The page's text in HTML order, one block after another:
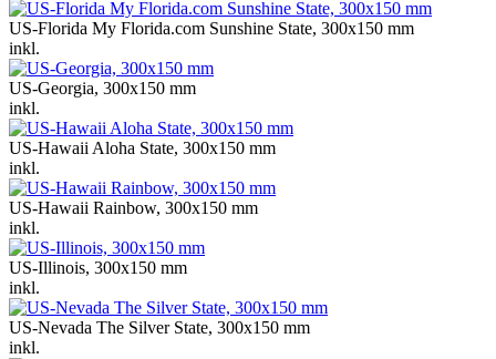
US-Florida My Florida.com Sunshine State, 300x150 mm
inkl.
US-Georgia, 300x150 mm
inkl.
US-Hawaii Aloha State, 300x150 mm
inkl.
US-Hawaii Rainbow, 300x150 mm
inkl.
US-Illinois, 300x150 mm
inkl.
US-Nevada The Silver State, 300x150 mm
inkl.